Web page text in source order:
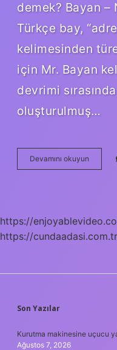
demek? Bayan –
Türkçe bay,
kelimesinden
için Mr. Bayan
devrimi
oluşturulmuş…
Devamını okuyun
https://
https://cundaadasi.com.tr
SIDEBAR
Son Yazılar
Kurutma makinesine uçucu
Ağustos 7, 2026